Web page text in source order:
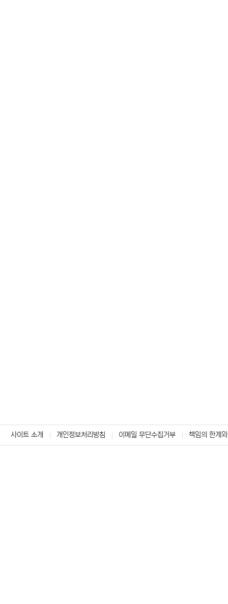
사이트 소개 개인정보처리방침 이메일 무단수집거부 책임의 한계